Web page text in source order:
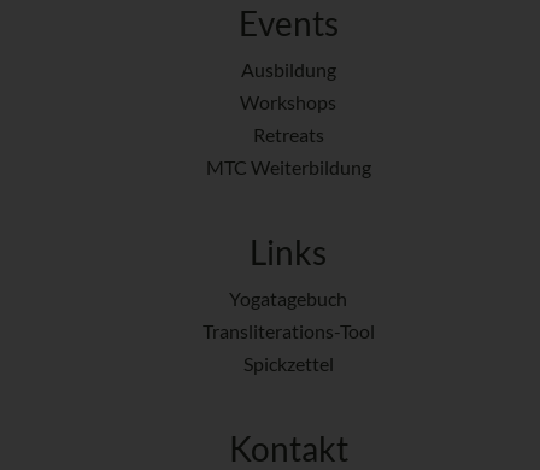
Events
Ausbildung
Workshops
Retreats
MTC Weiterbildung
Links
Yogatagebuch
Transliterations-Tool
Spickzettel
Kontakt